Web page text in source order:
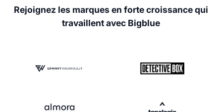
Rejoignez les marques en forte croissance qui
travaillent avec Bigblue